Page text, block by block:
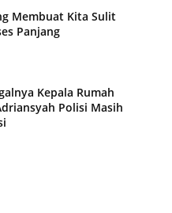
Membuat Kita Sulit
Panjang
Kepala Rumah
Polisi Masih